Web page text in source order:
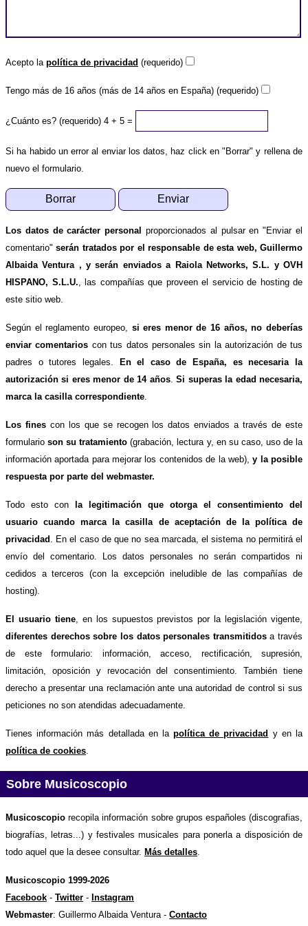
Acepto la política de privacidad (requerido)
Tengo más de 16 años (más de 14 años en España) (requerido)
¿Cuánto es? (requerido) 4 + 5 =
Si ha habido un error al enviar los datos, haz click en "Borrar" y rellena de
nuevo el formulario.
Los datos de carácter personal
proporcionados al pulsar en "Enviar el
comentario"serán tratados por el responsable de esta web, Guillermo
Albaida Ventura , y serán enviados a Raiola Networks, S.L. y OVH
HISPANO, S.L.U. , las compañías que proveen el servicio de hosting de
este sitio web.
Según el reglamento europeo, si eres menor de 16 años, no deberías
enviar comentarios con tus datos personales sin la autorización de tus
padres o tutores legales.
En el caso de España, es necesaria la
autorización si eres menor de 14 años.Si superas la edad necesaria,
marca la casilla correspondiente
Los finescon los que se recogen los datos enviados a través de este
formularioson su tratamiento (grabación, lectura y, en su caso, uso de la
información aportada para mejorar los contenidos de la web),y la posible
respuesta por parte del webmaster.
Todo esto con
la legitimación que otorga el consentimiento del
usuario cuando marca la casilla de aceptación de la política de
privacidad
. En el caso de que no sea marcada, el sistema no permitirá el
envío del comentario. Los datos personales no serán compartidos ni
cedidos a terceros (con la excepción ineludible de las compañías de
hosting).
El usuario tiene, en los supuestos previstos por la legislación vigente,
diferentes derechos sobre los datos personales transmitidosa través
de este formulario: información, acceso, rectificación, supresión,
limitación, oposición y revocación del consentimiento. También tiene
derecho a presentar una reclamación ante una autoridad de control si sus
peticiones no son atendidas adecuadamente.
Tienes información más detallada en lapolítica de privacidad y en la
política de cookies
Sobre Musicoscopio
Musicoscopio recopila información sobre grupos españoles (discografias,
biografías, letras...) y festivales musicales para ponerla a disposición de
todo aquel que la desee consultar. Más detalles.
Musicoscopio 1999-2026
Facebook - Twitter - Instagram
Webmaster: Guillermo Albaida Ventura - Contacto